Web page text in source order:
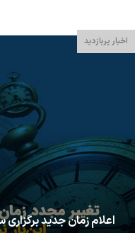
اخبار پربازدید
اعلام زمان جدید